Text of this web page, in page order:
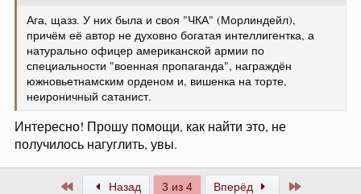
Ага, щазз. У них была и своя "ЧКА" (Морлиндейл),
причём её автор не духовно богатая интеллигентка, а
натурально офицер американской армии по
специальности "военная пропаганда", награждён
южновьетнамским орденом и, вишенка на торте,
неироничный сатанист.
Интересно! Прошу помощи, как найти это, не
получилось нагуглить, увы.
ПервыйНазад 3 из 4 Вперёд Последний